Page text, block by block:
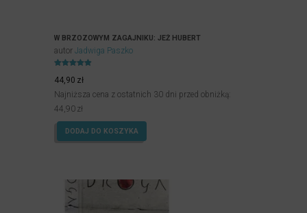
W BRZOZOWYM ZAGAJNIKU: JEŻ HUBERT
autor Jadwiga Paszko
4.90
na 5.
44,90 zł
Najniższa cena z ostatnich 30 dni przed obniżką:
44,90 zł
DODAJ DO KOSZYKA